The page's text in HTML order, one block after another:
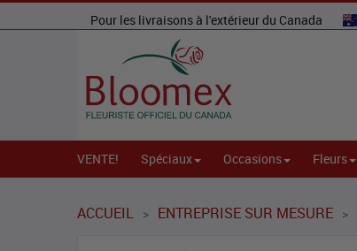
Pour les livraisons à l'extérieur du Canada
VENTE! Spéciaux Occasions Fleurs
ACCUEIL > ENTREPRISE SUR MESURE >